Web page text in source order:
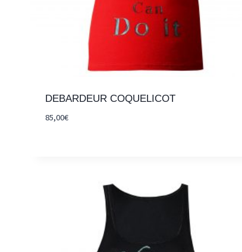
DEBARDEUR COQUELICOT
85,00€